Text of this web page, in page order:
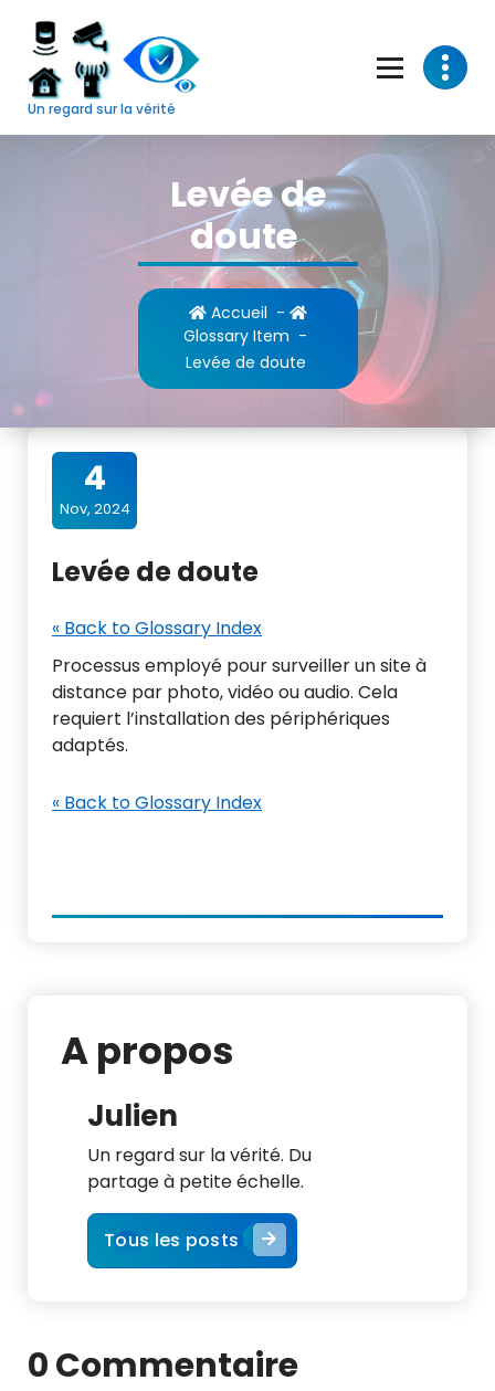
content
Un regard sur la vérité
Levée de
doute
Accueil -
Glossary Item -
Levée de doute
4
Nov, 2024
Levée de doute
« Back to Glossary Index
Processus employé pour surveiller un site à
distance par photo, vidéo ou audio. Cela
requiert l’installation des périphériques
adaptés.
« Back to Glossary Index
A propos
Julien
Un regard sur la vérité. Du
partage à petite échelle.
Tous les posts
0 Commentaire